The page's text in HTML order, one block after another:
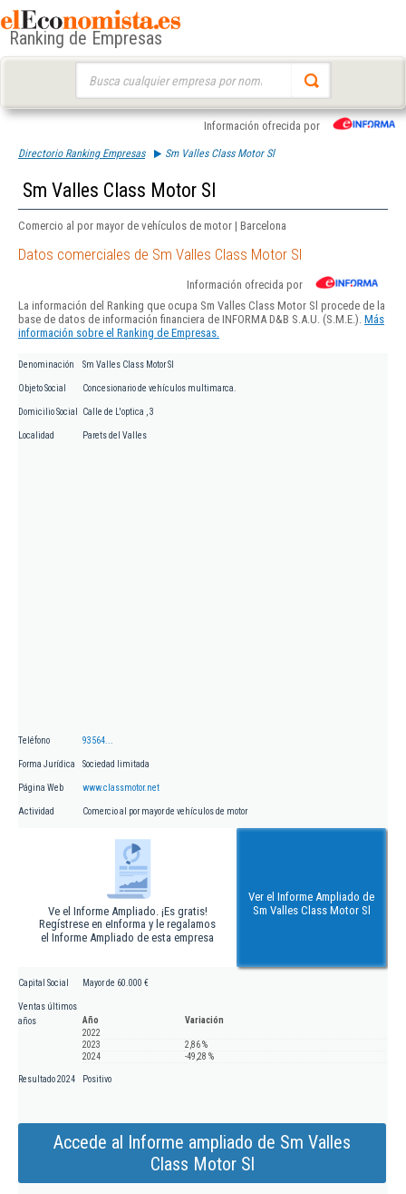
Ranking de Empresas
Información ofrecida por
Directorio Ranking Empresas Sm Valles Class Motor Sl
Sm Valles Class Motor Sl
Comercio al por mayor de vehículos de motor | Barcelona
Datos comerciales de Sm Valles Class Motor Sl
Información ofrecida por
La información del Ranking que ocupa Sm Valles Class Motor Sl procede de la
base de datos de información financiera de INFORMA D&B S.A.U. (S.M.E.). Más
información sobre el Ranking de Empresas.
Denominación Sm Valles Class Motor Sl
Objeto Social Concesionario de vehículos multimarca.
Domicilio Social Calle de L'optica , 3
Localidad Parets del Valles
Teléfono 93564...
Forma Jurídica Sociedad limitada
Página Web www.classmotor.net
Actividad Comercio al por mayor de vehículos de motor
Ve el Informe Ampliado. ¡Es gratis!
Regístrese en eInforma y le regalamos
el Informe Ampliado de esta empresa
Ver el Informe Ampliado de
Sm Valles Class Motor Sl
Capital Social Mayor de 60.000 €
Ventas últimos
años
Año
Variación
2022
2023
2,86 %
2024
-49,28 %
Resultado 2024 Positivo
Accede al Informe ampliado de Sm Valles
Class Motor Sl